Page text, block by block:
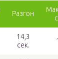
Разгон
14,3
сек.